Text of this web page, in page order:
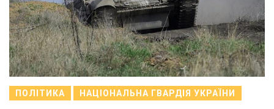
ПОЛІТИКА НАЦІОНАЛЬНА ГВАРДІЯ УКРАЇНИ